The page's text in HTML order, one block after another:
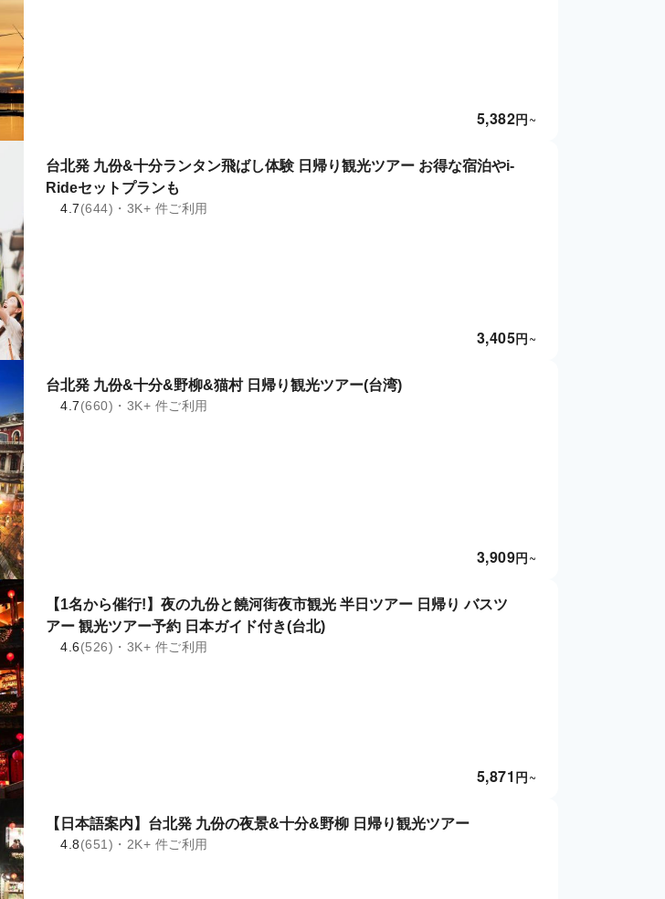
円
5,382 ~
台北発 九份&十分ランタン飛ばし体験 日帰り観光ツアー お得な宿泊やi-
Rideセットプランも
4.7(644)・3K+ 件ご利用
円
3,405 ~
台北発 九份&十分&野柳&猫村 日帰り観光ツアー(台湾)
4.7(660)・3K+ 件ご利用
円
3,909 ~
【1名から催行!】夜の九份と饒河街夜市観光 半日ツアー 日帰り バスツ
アー 観光ツアー予約 日本ガイド付き(台北)
4.6(526)・3K+ 件ご利用
円
5,871 ~
【日本語案内】台北発 九份の夜景&十分&野柳 日帰り観光ツアー
4.8(651)・2K+ 件ご利用